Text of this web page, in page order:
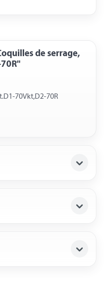
de serrage,
70Vkt,D2-70R